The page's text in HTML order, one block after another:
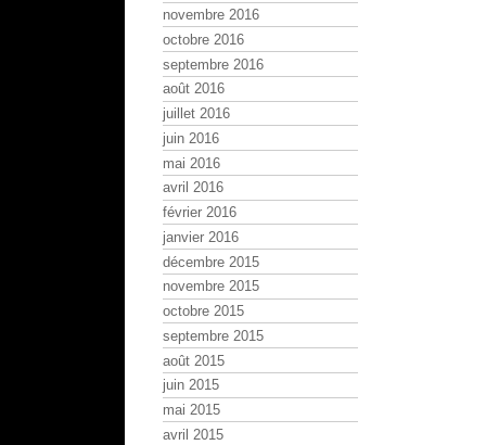
novembre 2016
octobre 2016
septembre 2016
août 2016
juillet 2016
juin 2016
mai 2016
avril 2016
février 2016
janvier 2016
décembre 2015
novembre 2015
octobre 2015
septembre 2015
août 2015
juin 2015
mai 2015
avril 2015